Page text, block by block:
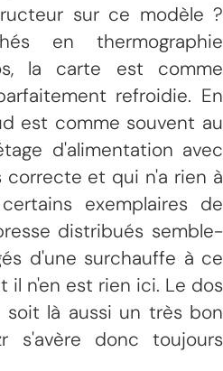
sur ce modèle ?
en thermographie
la carte est comme
refroidie. En
est comme souvent au
d'alimentation avec
correcte et qui n'a rien à
exemplaires de
distribués semble-
d'une surchauffe à ce
il n'en est rien ici. Le dos
soit là aussi un très bon
s'avère donc toujours